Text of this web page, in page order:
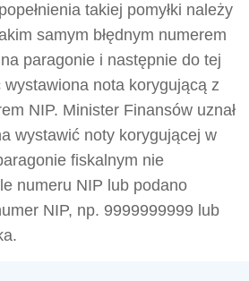
takiej pomyłki należy
samym błędnym numerem
paragonie i następnie do tej
nota korygującą z
NIP. Minister Finansów uznał
wystawić noty korygującej w
fiskalnym nie
numeru NIP lub podano
NIP, np. 9999999999 lub